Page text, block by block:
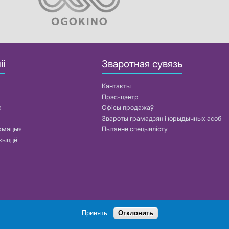
Зваротная сувязь
Кантакты
Прэс-цэнтр
Офісы продажаў
Звароты грамадзян і юрыдычных асоб
Пытанне спецыялісту
Пошук
Принять Отклонить